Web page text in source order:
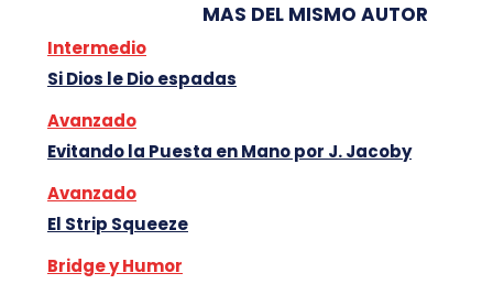
MAS DEL MISMO AUTOR
Intermedio
Si Dios le Dio espadas
Avanzado
Evitando la Puesta en Mano por J. Jacoby
Avanzado
El Strip Squeeze
Bridge y Humor